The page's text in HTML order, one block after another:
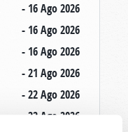
- 16 Ago 2026
- 16 Ago 2026
- 16 Ago 2026
- 21 Ago 2026
- 22 Ago 2026
- 22 Ago 2026